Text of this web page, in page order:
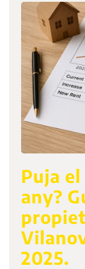
Puja
any?
2025.